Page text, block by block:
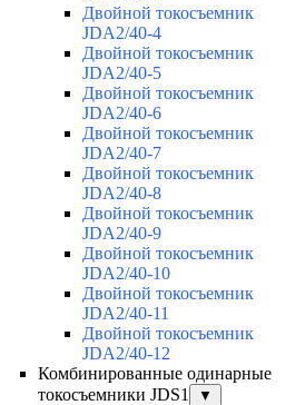
Двойной токосъемник
JDA2/40-4
Двойной токосъемник
JDA2/40-5
Двойной токосъемник
JDA2/40-6
Двойной токосъемник
JDA2/40-7
Двойной токосъемник
JDA2/40-8
Двойной токосъемник
JDA2/40-9
Двойной токосъемник
JDA2/40-10
Двойной токосъемник
JDA2/40-11
Двойной токосъемник
JDA2/40-12
Комбинированные одинарные
токосъемники JDS1
▼